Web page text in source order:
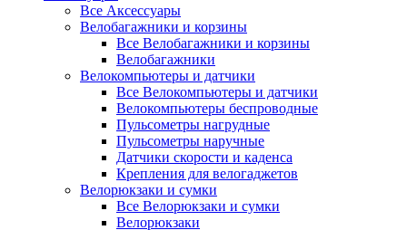
Все Аксессуары
Велобагажники и корзины
Все Велобагажники и корзины
Велобагажники
Велокомпьютеры и датчики
Все Велокомпьютеры и датчики
Велокомпьютеры беспроводные
Пульсометры нагрудные
Пульсометры наручные
Датчики скорости и каденса
Крепления для велогаджетов
Велорюкзаки и сумки
Все Велорюкзаки и сумки
Велорюкзаки